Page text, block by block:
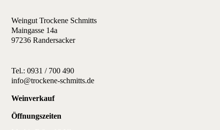
Weingut Trockene Schmitts
Maingasse 14a
97236 Randersacker
Tel.: 0931 / 700 490
info@trockene-schmitts.de
Weinverkauf
Öffnungszeiten